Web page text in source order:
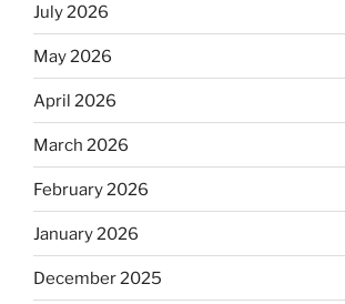
July 2026
May 2026
April 2026
March 2026
February 2026
January 2026
December 2025